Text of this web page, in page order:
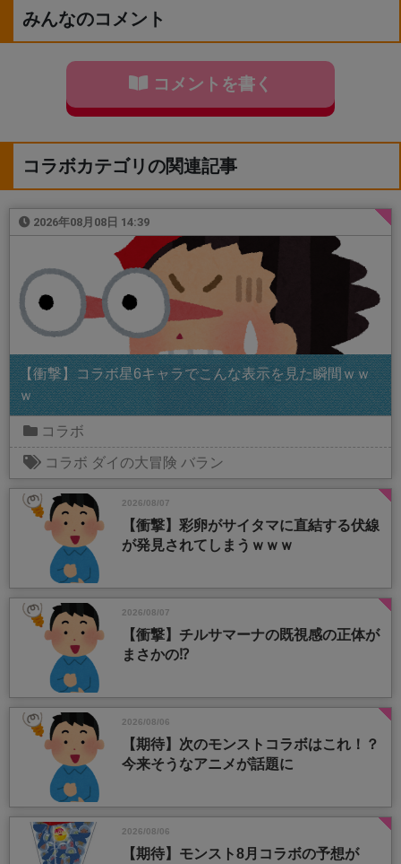
みんなのコメント
コメントを書く
コラボカテゴリの関連記事
2026年08月08日 14:39
【衝撃】コラボ星6キャラでこんな表示を見た瞬間ｗｗ
ｗ
コラボ
コラボ ダイの大冒険 バラン
2026/08/07
【衝撃】彩卵がサイタマに直結する伏線
が発見されてしまうｗｗｗ
2026/08/07
【衝撃】チルサマーナの既視感の正体が
まさかの⁉️
2026/08/06
【期待】次のモンストコラボはこれ！？
今来そうなアニメが話題に
2026/08/06
【期待】モンスト8月コラボの予想が